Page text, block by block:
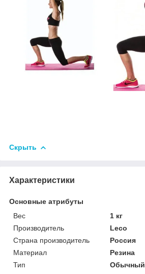
Скрыть
Характеристики
Основные атрибуты
Вес
1 кг
Производитель
Leco
Страна производитель
Россия
Материал
Резина
Тип
Обычный